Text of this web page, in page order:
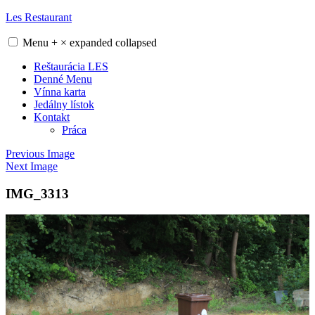
Skip
content
Les Restaurant
Menu + × expanded collapsed
Reštaurácia LES
Denné Menu
Vínna karta
Jedálny lístok
Kontakt
Práca
Previous Image
Next Image
IMG_3313